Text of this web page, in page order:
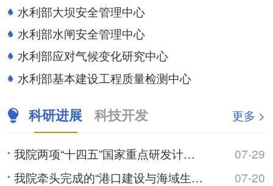
水利部大坝安全管理中心
水利部水闸安全管理中心
水利部应对气候变化研究中心
水利部基本建设工程质量检测中心
科研进展 科技开发 更多 >
我院两项“十四五”国家重点研发计划项目通过中期检查
07-29
我院牵头完成的“港口建设与海域生态系统协同技术”入选海洋工程技术2024-2026年度十大代表性科技...
07-20